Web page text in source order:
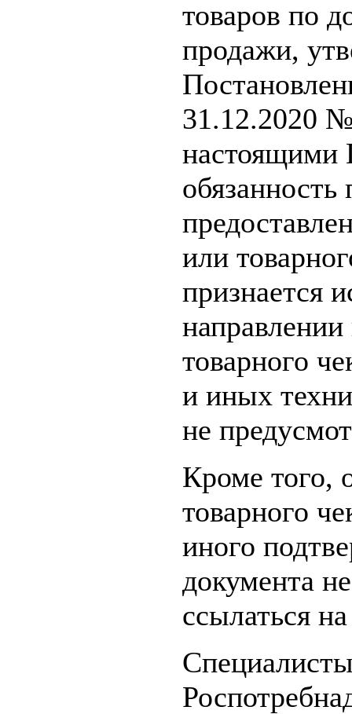
товаров по
продажи,
31.12.2020
настоящими
обязанность
или
признается
товарного
и иных
не
Кроме того,
товарного
иного
документа
ссылаться